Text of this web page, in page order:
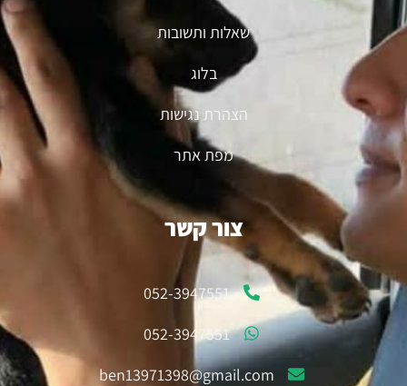
צור קשר
052-3947551
052-3947551
ben13971398@gmail.com
שאלות ותשובות
בלוג
הצהרת נגישות
מפת אתר